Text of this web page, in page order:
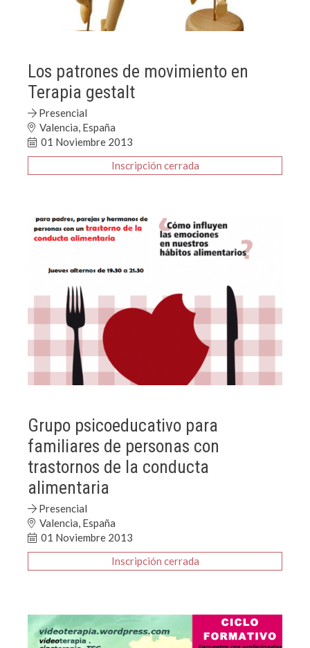
Los patrones de movimiento en
Terapia gestalt
Presencial
Valencia, España
01 Noviembre 2013
Inscripción
Grupo psicoeducativo para
familiares de personas con
trastornos de la conducta
alimentaria
Presencial
Valencia, España
01 Noviembre 2013
Inscripción